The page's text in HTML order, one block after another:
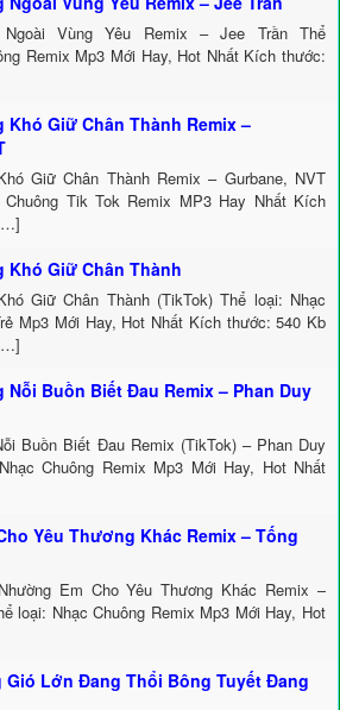
Ngoài Vùng Yêu Remix – Jee Trần Thể
Remix Mp3 Mới Hay, Hot Nhất Kích thước:
Khó Giữ Chân Thành Remix –
Giữ Chân Thành Remix – Gurbane, NVT
Tik Tok Remix MP3 Hay Nhất Kích
Khó Giữ Chân Thành
Giữ Chân Thành (TikTok) Thể loại: Nhạc
Mp3 Mới Hay, Hot Nhất Kích thước: 540 Kb
Nỗi Buồn Biết Đau Remix – Phan Duy
Buồn Biết Đau Remix (TikTok) – Phan Duy
Chuông Remix Mp3 Mới Hay, Hot Nhất
Yêu Thương Khác Remix – Tống
Em Cho Yêu Thương Khác Remix –
loại: Nhạc Chuông Remix Mp3 Mới Hay, Hot
Gió Lớn Đang Thổi Bông Tuyết Đang